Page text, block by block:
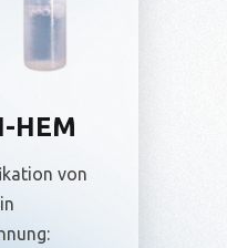
HEM
von